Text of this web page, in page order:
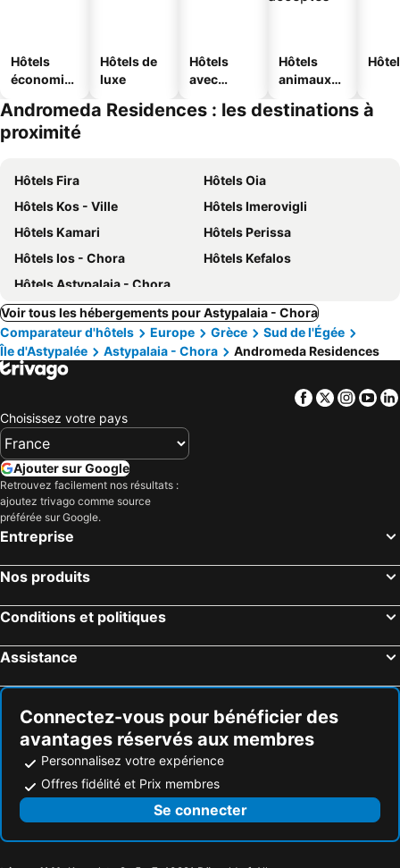
Hôtels
économiq
Hôtels de
luxe
Hôtels
avec
Hôtels
animaux
Andromeda Residences : les destinations à
proximité
Hôtels Fira
Hôtels Oia
Hôtels Kos - Ville
Hôtels Imerovigli
Hôtels Kamari
Hôtels Perissa
Hôtels Ios - Chora
Hôtels Kefalos
Hôtels Astypalaia - Chora
Voir tous les hébergements pour Astypalaia - Chora
Comparateur d'hôtels
Europe Grèce
Sud de l'Égée
Île d'Astypalée
Astypalaia - Chora Andromeda Residences
Facebook
Twitter
Choisissez votre pays
Ajouter sur Google
Retrouvez facilement nos résultats :
ajoutez trivago comme source
préférée sur Google.
Entreprise
Nos produits
Conditions et politiques
Assistance
Connectez-vous pour bénéficier des
avantages réservés aux membres
Personnalisez votre expérience
Offres fidélité et Prix membres
Se connecter